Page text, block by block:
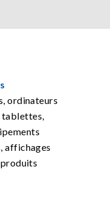
ordinateurs
tablettes,
affichages